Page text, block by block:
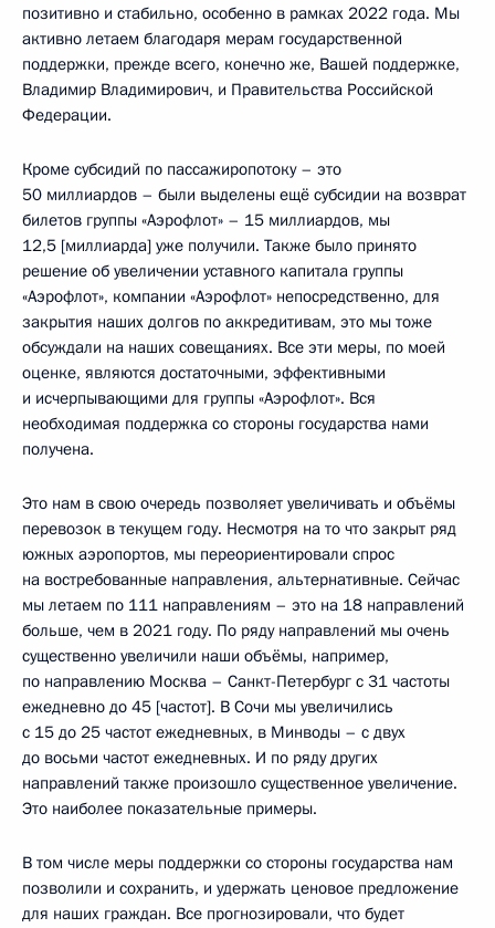
позитивно и стабильно, особенно в рамках 2022 года. Мы
активно летаем благодаря мерам государственной
поддержки, прежде всего, конечно же, Вашей поддержке,
Владимир Владимирович, и Правительства Российской
Федерации.
Кроме субсидий по пассажиропотоку – это
50 миллиардов – были выделены ещё субсидии на возврат
билетов группы «Аэрофлот» – 15 миллиардов, мы
12,5 [миллиарда] уже получили. Также было принято
решение об увеличении уставного капитала группы
«Аэрофлот», компании «Аэрофлот» непосредственно, для
закрытия наших долгов по аккредитивам, это мы тоже
обсуждали на наших совещаниях. Все эти меры, по моей
оценке, являются достаточными, эффективными
и исчерпывающими для группы «Аэрофлот». Вся
необходимая поддержка со стороны государства нами
получена.
Это нам в свою очередь позволяет увеличивать и объёмы
перевозок в текущем году. Несмотря на то что закрыт ряд
южных аэропортов, мы переориентировали спрос
на востребованные направления, альтернативные. Сейчас
мы летаем по 111 направлениям – это на 18 направлений
больше, чем в 2021 году. По ряду направлений мы очень
существенно увеличили наши объёмы, например,
по направлению Москва – Санкт-Петербург с 31 частоты
ежедневно до 45 [частот]. В Сочи мы увеличились
с 15 до 25 частот ежедневных, в Минводы – с двух
до восьми частот ежедневных. И по ряду других
направлений также произошло существенное увеличение.
Это наиболее показательные примеры.
В том числе меры поддержки со стороны государства нам
позволили и сохранить, и удержать ценовое предложение
для наших граждан. Все прогнозировали, что будет